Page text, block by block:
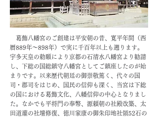
葛飾八幡宮のご創建は平安朝の昔、寛平年間（西
暦889年〜898年）で実に千百年以上も遡ります。
宇多天皇の勅願により京都の石清水八幡宮より勧請
し、下総の国総鎮守八幡宮としてご鎮座したのが始
まりです。以来歴代朝廷の御崇敬篤く、代々の国
司・郡司をはじめ、国民の信仰も深く、当宮は下総
の国における葛飾文化、八幡信仰の中心となりまし
た。なかでも平将門の奉幣、源頼朝の社殿改築、太
田道灌の社壇修復、徳川家康の御朱印地社領52石の